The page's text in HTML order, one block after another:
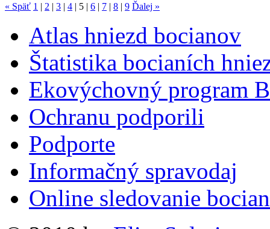
« Späť 1 | 2 | 3 | 4 | 5 | 6 | 7 | 8 | 9 Ďalej »
Atlas hniezd bocianov
Štatistika bocianích
Ekovýchovný program
Ochranu podporili
Podporte
Informačný spravodaj
Online sledovanie